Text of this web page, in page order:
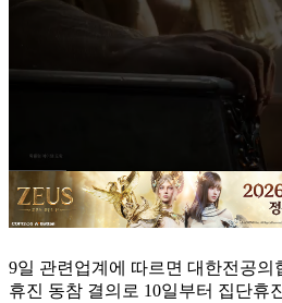
9일 관련업계에 따르면 대한전공의
휴진 동참 결의로 10일부터 집단휴